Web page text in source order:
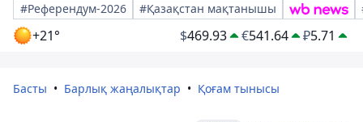
#Референдум-2026
#Қазақстан мақтанышы
+21° $469.93 €541.64 ₽5.71
Басты Барлық жаңалықтар Қоғам тынысы